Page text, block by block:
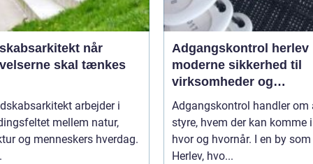
når
skal tænkes
arbejder i
mellem natur,
og menneskers hverdag.
Adgangskontrol herlev
moderne sikkerhed til
virksomheder og
ejendomme
Adgangskontrol handler om
styre, hvem der kan komme
hvor og hvornår. I en by som
Herlev, hvo...